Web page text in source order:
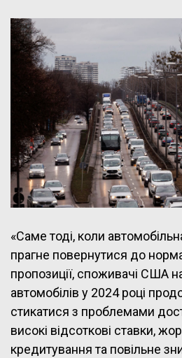
«Саме тоді, коли
прагне повернутися до
пропозиції, споживачі США
автомобілів у 2024 році
стикатися з проблемами
високі відсоткові ставки,
кредитування та повільне